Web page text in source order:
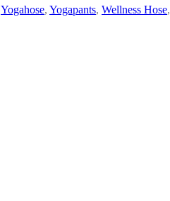
Yogahose, Yogapants, Wellness Hose,